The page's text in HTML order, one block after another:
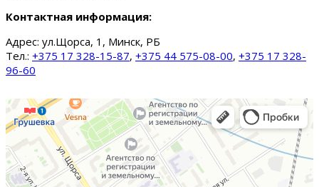
Контактная информация:
Адрес: ул.Щорса, 1, Минск, РБ
Тел.: +375 17 328-15-87, +375 44 575-08-00, +375 17 328-
96-60